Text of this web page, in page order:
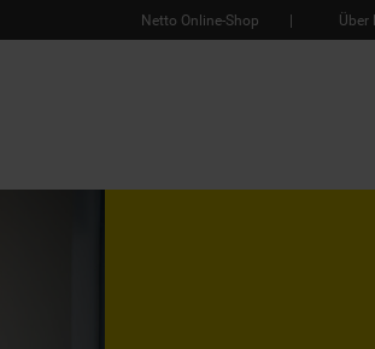
Netto Online-Shop Über